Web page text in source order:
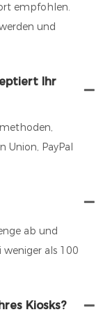
empfohlen.
und
Ihr
Union, PayPal
ab und
als 100
Kiosks?